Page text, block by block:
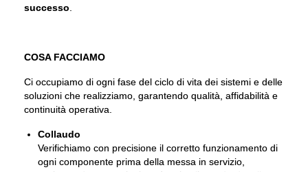
successo
COSA FACCIAMO
Ci occupiamo di ogni fase del ciclo di vita dei sistemi e delle
soluzioni che realizziamo, garantendo qualità, affidabilità e
continuità operativa.
Collaudo
Verifichiamo con precisione il corretto funzionamento di
ogni componente prima della messa in servizio,